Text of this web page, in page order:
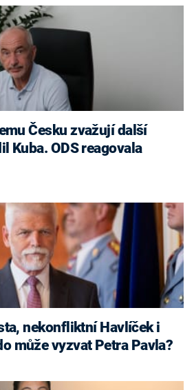
Kuba. ODS reagovala
může vyzvat Petra Pavla?